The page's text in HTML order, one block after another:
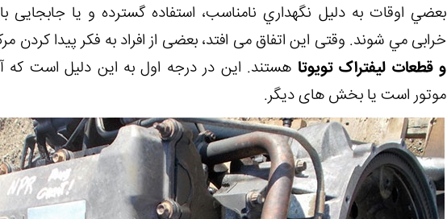
بعضي اوقات به دليل نگهداري نامناسب، استفاده گسترده و یا جابجایی
خرابی مي شوند. وقتی این اتفاق می افتد، بعضی از افراد به فکر پیدا کردن
و قطعات لیفتراک تویوتا هستند. این در درجه اول به این دلیل است که
موتور است یا بخش های دیگر.